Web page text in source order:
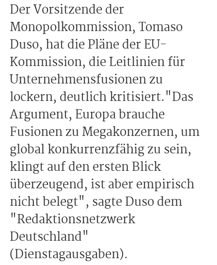
Der Vorsitzende der
Monopolkommission, Tomaso
Duso, hat die Pläne der EU-
Kommission, die Leitlinien für
Unternehmensfusionen zu
lockern, deutlich kritisiert."Das
Argument, Europa brauche
Fusionen zu Megakonzernen, um
global konkurrenzfähig zu sein,
klingt auf den ersten Blick
überzeugend, ist aber empirisch
nicht belegt", sagte Duso dem
"Redaktionsnetzwerk
Deutschland"
(Dienstagausgaben).